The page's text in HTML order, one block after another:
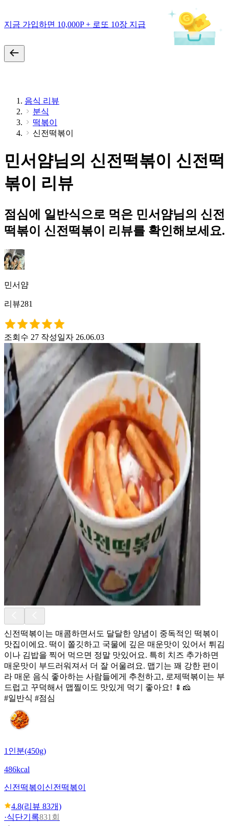
지금 가입하면 10,000P + 로또 10장 지급
음식 리뷰
분식
떡볶이
신전떡볶이
민서얌님의 신전떡볶이 신전떡
볶이 리뷰
점심에 일반식으로 먹은 민서얌님의 신전
떡볶이 신전떡볶이 리뷰를 확인해보세요.
민서얌
리뷰281
조회수 27 작성일자 26.06.03
신전떡볶이는 매콤하면서도 달달한 양념이 중독적인 떡볶이
맛집이에요. 떡이 쫄깃하고 국물에 깊은 매운맛이 있어서 튀김
이나 김밥을 찍어 먹으면 정말 맛있어요. 특히 치즈 추가하면
매운맛이 부드러워져서 더 잘 어울려요. 맵기는 꽤 강한 편이
라 매운 음식 좋아하는 사람들에게 추천하고, 로제떡볶이는 부
드럽고 꾸덕해서 맵찔이도 맛있게 먹기 좋아요! 🍢🧀
#일반식 #점심
1인분(450g)
486kcal
신전떡볶이 신전떡볶이
4.8(리뷰 83개)
·식단기록831회